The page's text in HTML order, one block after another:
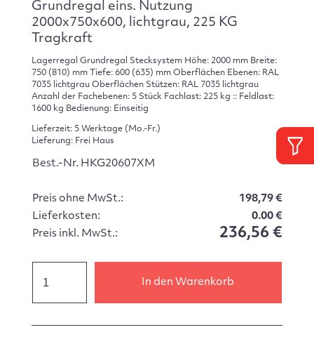
Grundregal eins. Nutzung
2000x750x600, lichtgrau, 225 KG
Tragkraft
Lagerregal Grundregal Stecksystem Höhe: 2000 mm Breite:
750 (810) mm Tiefe: 600 (635) mm Oberflächen Ebenen: RAL
7035 lichtgrau Oberflächen Stützen: RAL 7035 lichtgrau
Anzahl der Fachebenen: 5 Stück Fachlast: 225 kg :: Feldlast:
1600 kg Bedienung: Einseitig
Lieferzeit: 5 Werktage (Mo.-Fr.)
Lieferung: Frei Haus
Best.-Nr. HKG20607XM
Preis ohne MwSt.:
198,79 €
Lieferkosten:
0.00 €
Preis inkl. MwSt.:
236,56 €
In den Warenkorb